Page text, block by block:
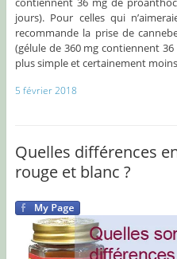
jours). Pour celles qui
recommande la prise de
(gélule de 360 mg contiennent
plus simple et certainement
5 février 2018
Quelles différences
rouge et blanc ?